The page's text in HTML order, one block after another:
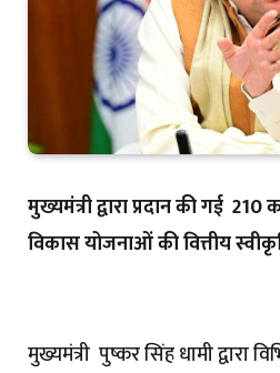
मुख्यमंत्री द्वारा प्रदान की गई ₹
विकास योजनाओं की वित्तीय
मुख्यमंत्री पुष्कर सिंह धामी द्वारा